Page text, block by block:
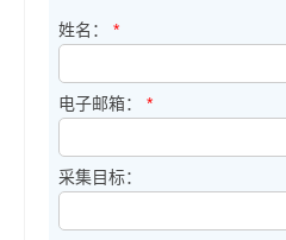
姓名：*
电子邮箱：*
采集目标：